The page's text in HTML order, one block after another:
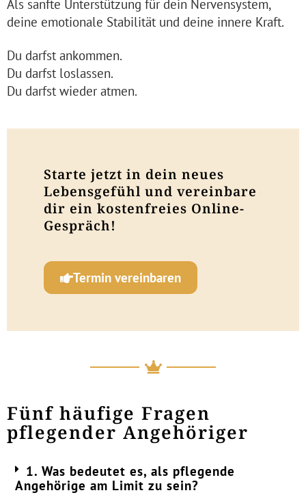
Als sanfte Unterstützung für dein Nervensystem,
deine emotionale Stabilität und deine innere Kraft.
Du darfst ankommen.
Du darfst loslassen.
Du darfst wieder atmen.
Starte jetzt in dein neues
Lebensgefühl und vereinbare
dir ein kostenfreies Online-
Gespräch!
Termin vereinbaren
Fünf häufige Fragen
pflegender Angehöriger
1. Was bedeutet es, als pflegende
Angehörige am Limit zu sein?